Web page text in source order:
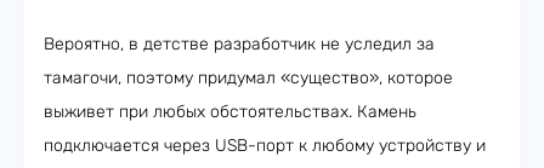
Вероятно, в детстве разработчик не уследил за
тамагочи, поэтому придумал «существо», которое
выживет при любых обстоятельствах. Камень
подключается через USB-порт к любому устройству и